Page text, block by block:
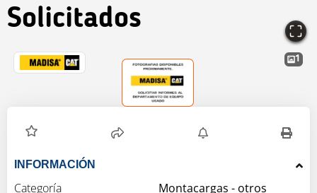
Solicitados
1
INFORMACIÓN
Categoría
Montacargas - otros